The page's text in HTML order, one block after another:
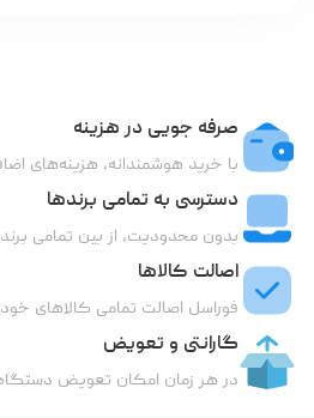
صرفه جویی در هزینه
با خرید هوشمندانه، هزینه‌های
دسترسی به تمامی برندها
بدون محدودیت، از بین تمامی
اصالت کالاها
فوراسل اصالت تمامی کالاهای
گارانتی و تعویض
در هر زمان امکان تعویض